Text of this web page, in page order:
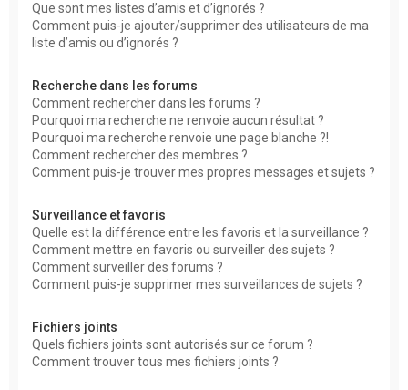
Que sont mes listes d’amis et d’ignorés ?
Comment puis-je ajouter/supprimer des utilisateurs de ma
liste d’amis ou d’ignorés ?
Recherche dans les forums
Comment rechercher dans les forums ?
Pourquoi ma recherche ne renvoie aucun résultat ?
Pourquoi ma recherche renvoie une page blanche ?!
Comment rechercher des membres ?
Comment puis-je trouver mes propres messages et sujets ?
Surveillance et favoris
Quelle est la différence entre les favoris et la surveillance ?
Comment mettre en favoris ou surveiller des sujets ?
Comment surveiller des forums ?
Comment puis-je supprimer mes surveillances de sujets ?
Fichiers joints
Quels fichiers joints sont autorisés sur ce forum ?
Comment trouver tous mes fichiers joints ?